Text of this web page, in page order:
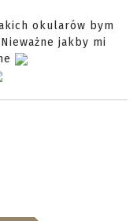
okularów bym
jakby mi